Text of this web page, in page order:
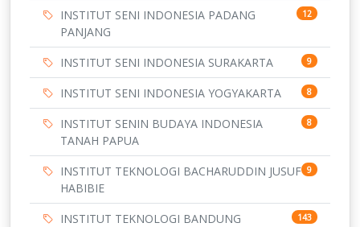
INSTITUT SENI INDONESIA PADANG
PANJANG
12
INSTITUT SENI INDONESIA SURAKARTA 9
INSTITUT SENI INDONESIA YOGYAKARTA 8
INSTITUT SENIN BUDAYA INDONESIA
TANAH PAPUA
8
INSTITUT TEKNOLOGI BACHARUDDIN JUSUF
HABIBIE
9
INSTITUT TEKNOLOGI BANDUNG 143